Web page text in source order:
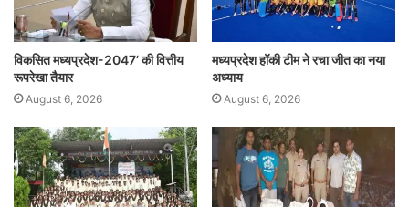
विकसित मध्यप्रदेश-2047’ की वित्तीय
रूपरेखा तैयार
August 6, 2026
मध्यप्रदेश हॉकी टीम ने रचा जीत का नया
अध्याय
August 6, 2026